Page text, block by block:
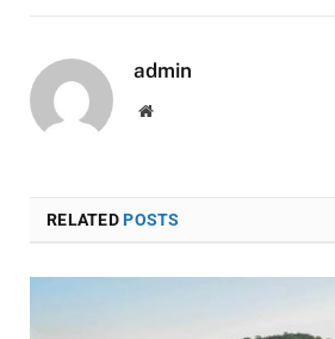
admin
Website
RELATEDPOSTS